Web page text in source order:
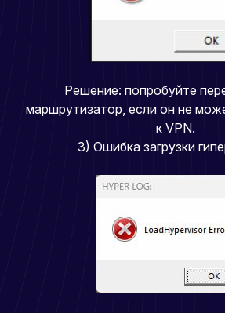
Решение: попробуйте
маршрутизатор, если он не
к VPN.
3) Ошибка загрузки